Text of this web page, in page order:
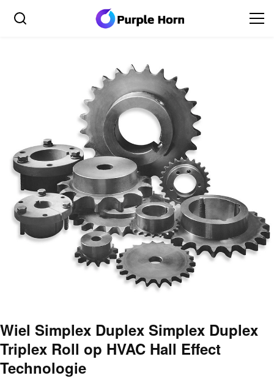
Wiel Simplex Duplex Simplex Duplex
Triplex Roll op HVAC Hall Effect
Technologie